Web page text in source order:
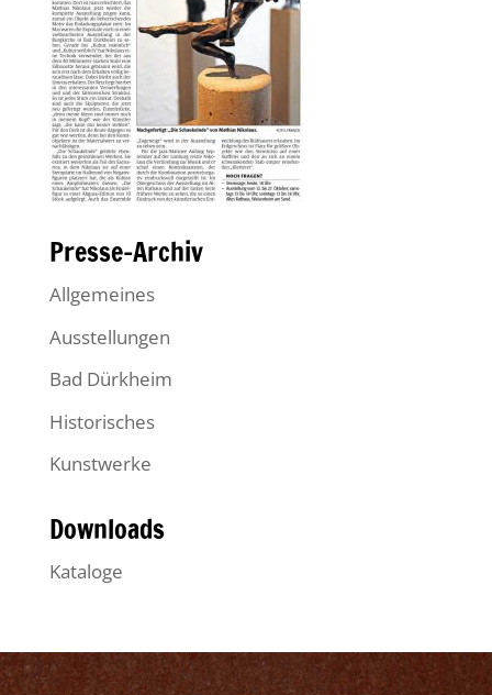
Presse-Archiv
Allgemeines
Ausstellungen
Bad Dürkheim
Historisches
Kunstwerke
Downloads
Kataloge